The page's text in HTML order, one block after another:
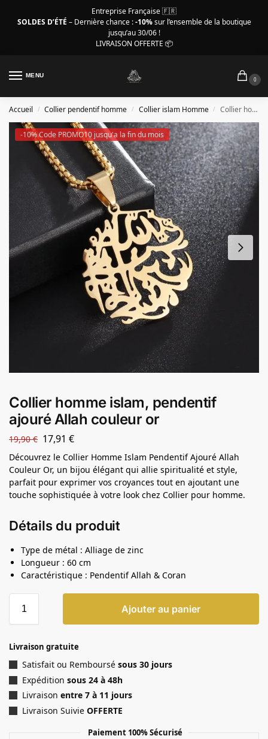
Entreprise Française 🇫🇷
SOLDES D’ÉTÉ – Dernière chance :-10%sur l’ensemble de la boutique
jusqu’au 30/06 !
LIVRAISON OFFERTE 📦
MENU
0
Accueil / Collier pendentif homme / Collier islam Homme / Collier homme islam, pendentif ajouré Allah couleur or
-10% Code PROMO10 jusqu'a la fin du mois
Collier homme islam, pendentif
ajouré Allah couleur or
19,90€ 17,91 €
Découvrez le Collier Homme Islam Pendentif Ajouré Allah
Couleur Or, un bijou élégant qui allie spiritualité et style,
parfait pour exprimer vos croyances tout en ajoutant une
touche sophistiquée à votre look chez Collier pour homme.
Détails du produit
Type de métal : Alliage de zinc
Longueur : 60 cm
Caractéristique : Pendentif Allah & Coran
Ajouter au panier
Livraison gratuite
Satisfait ou Remboursé sous 30 jours
Expédition sous 24 à 48h
Livraison entre 7 à 11 jours
Livraison Suivie OFFERTE
Paiement 100% Sécurisé